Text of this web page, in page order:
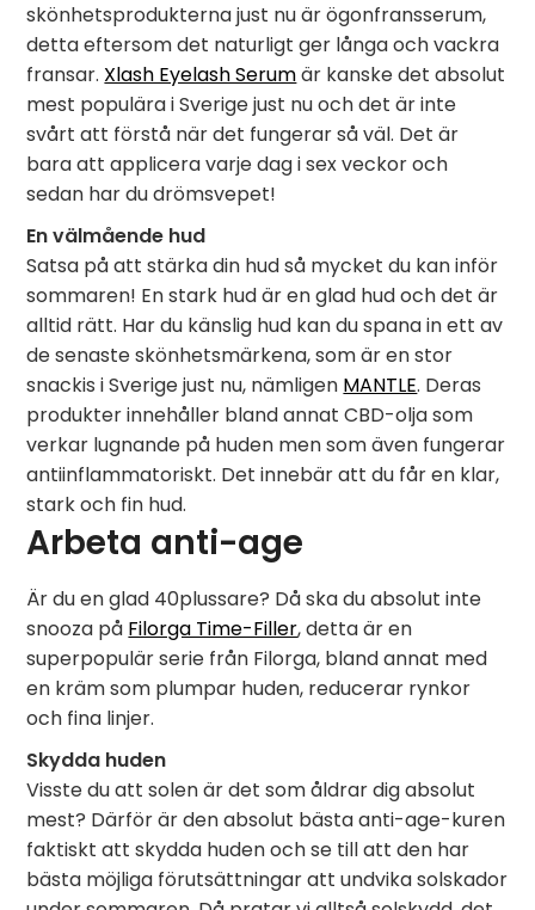
skönhetsprodukterna just nu är ögonfransserum,
detta eftersom det naturligt ger långa och vackra
fransar. Xlash Eyelash Serumär kanske det absolut
mest populära i Sverige just nu och det är inte
svårt att förstå när det fungerar så väl. Det är
bara att applicera varje dag i sex veckor och
sedan har du drömsvepet!
En välmående hud
Satsa på att stärka din hud så mycket du kan inför
sommaren! En stark hud är en glad hud och det är
alltid rätt. Har du känslig hud kan du spana in ett av
de senaste skönhetsmärkena, som är en stor
snackis i Sverige just nu, nämligen MANTLE. Deras
produkter innehåller bland annat CBD-olja som
verkar lugnande på huden men som även fungerar
antiinflammatoriskt. Det innebär att du får en klar,
stark och fin hud.
Arbeta anti-age
Är du en glad 40plussare? Då ska du absolut inte
snooza på Filorga Time-Filler, detta är en
superpopulär serie från Filorga, bland annat med
en kräm som plumpar huden, reducerar rynkor
och fina linjer.
Skydda huden
Visste du att solen är det som åldrar dig absolut
mest? Därför är den absolut bästa anti-age-kuren
faktiskt att skydda huden och se till att den har
bästa möjliga förutsättningar att undvika solskador